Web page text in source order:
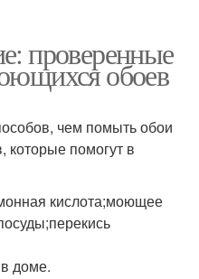
проверенные
обоев
чем помыть обои
которые помогут в
кислота;моющее
доме.